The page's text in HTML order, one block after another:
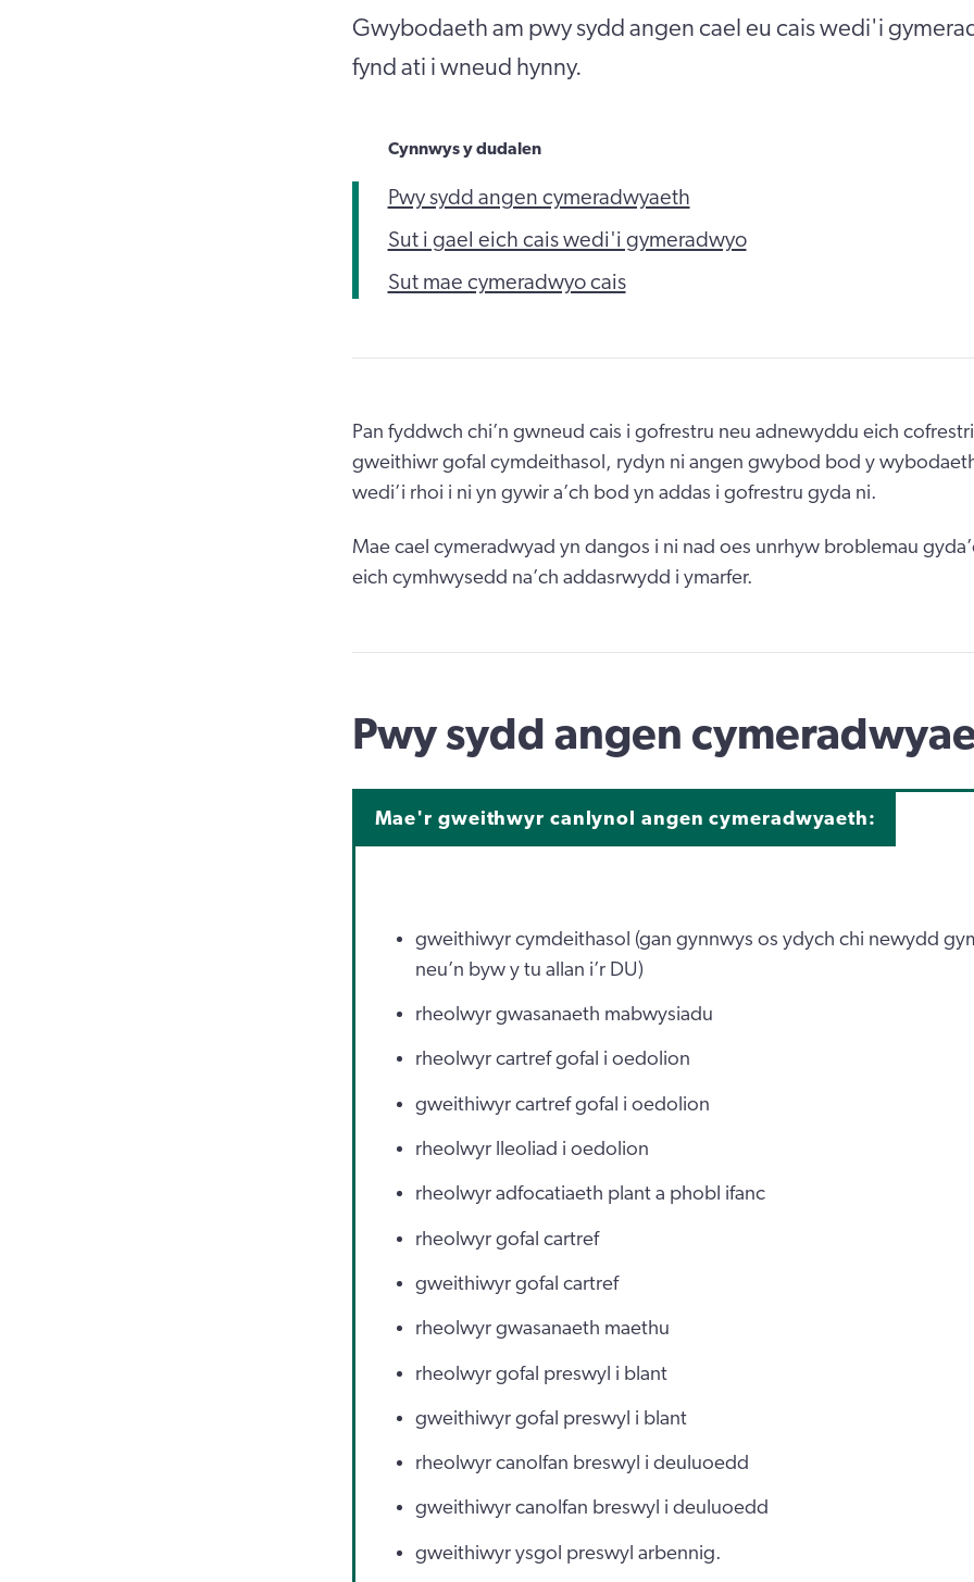
Gwybodaeth am pwy sydd angen cael eu cais wedi'i
fynd ati i wneud hynny.
Cynnwys y dudalen
Pwy sydd angen cymeradwyaeth
Sut i gael eich cais wedi'i gymeradwyo
Sut mae cymeradwyo cais
Pan fyddwch chi’n gwneud cais i gofrestru neu adnewyddu eich
gweithiwr gofal cymdeithasol, rydyn ni angen gwybod bod y
wedi’i rhoi i ni yn gywir a’ch bod yn addas i gofrestru gyda ni.
Mae cael cymeradwyad yn dangos i ni nad oes unrhyw broblemau
eich cymhwysedd na’ch addasrwydd i ymarfer.
Pwy sydd angen
Mae'r gweithwyr canlynol angen cymeradwyaeth:
gweithiwyr cymdeithasol (gan gynnwys os ydych chi newydd
neu’n byw y tu allan i’r DU)
rheolwyr gwasanaeth mabwysiadu
rheolwyr cartref gofal i oedolion
gweithiwyr cartref gofal i oedolion
rheolwyr lleoliad i oedolion
rheolwyr adfocatiaeth plant a phobl ifanc
rheolwyr gofal cartref
gweithiwyr gofal cartref
rheolwyr gwasanaeth maethu
rheolwyr gofal preswyl i blant
gweithiwyr gofal preswyl i blant
rheolwyr canolfan breswyl i deuluoedd
gweithiwyr canolfan breswyl i deuluoedd
gweithiwyr ysgol preswyl arbennig.